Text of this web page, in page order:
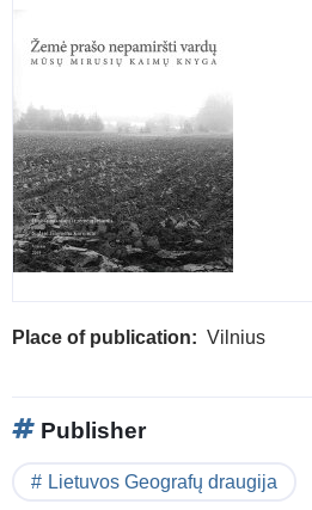
Place of publication Vilnius
Publisher
Lietuvos Geografų draugija